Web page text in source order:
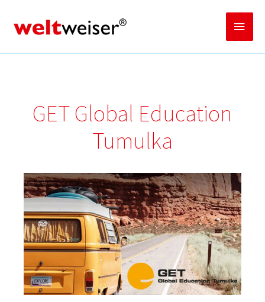
springen
GET Global Education
Tumulka